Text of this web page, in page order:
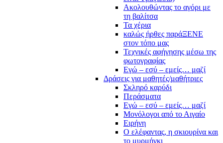
Ακολουθώντας το αγόρι με
τη βαλίτσα
Τα χέρια
καλώς ήρθες παράΞΕΝΕ
στον τόπο μας
Τεχνικές αφήγησης μέσω της
φωτογραφίας
Εγώ – εσύ – εμείς… μαζί
Δράσεις για μαθητές/μαθήτριες
Σκληρό καρύδι
Περάσματα
Εγώ – εσύ – εμείς… μαζί
Μονόλογοι από το Αιγαίο
Ειρήνη
Ο ελέφαντας, η σκιουρίνα και
το μυρμήγκι